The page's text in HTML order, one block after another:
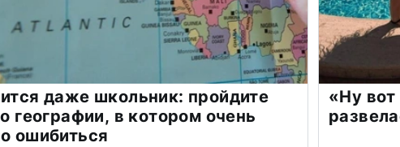
даже школьник: пройдите
географии, в котором очень
ошибиться
«Ну